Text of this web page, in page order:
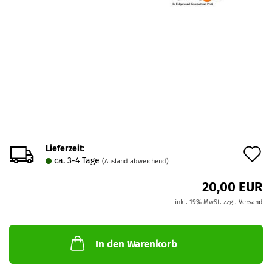
Lieferzeit:
ca. 3-4 Tage (Ausland abweichend)
20,00 EUR
inkl. 19% MwSt. zzgl. Versand
In den Warenkorb